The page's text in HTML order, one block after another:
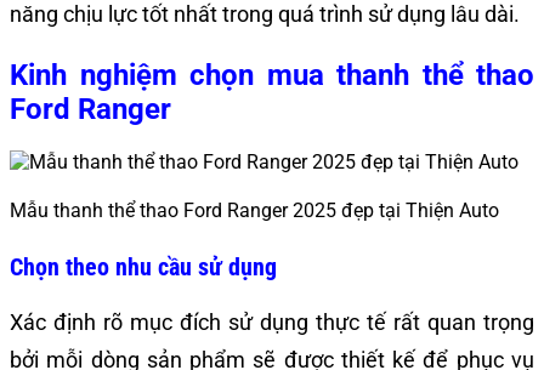
năng chịu lực tốt nhất trong quá trình sử dụng lâu dài.
Kinh nghiệm chọn mua thanh thể thao
Ford Ranger
Mẫu thanh thể thao Ford Ranger 2025 đẹp tại Thiện Auto
Chọn theo nhu cầu sử dụng
Xác định rõ mục đích sử dụng thực tế rất quan trọng
bởi mỗi dòng sản phẩm sẽ được thiết kế để phục vụ